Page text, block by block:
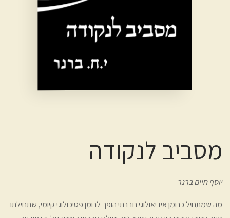
מסביב לנקודה
יוסף חיים ברנר
מה שמתחיל כרומן אידיאולוגי חברתי הופך לרומן פסיכולוגי קיומי, שתחילתו